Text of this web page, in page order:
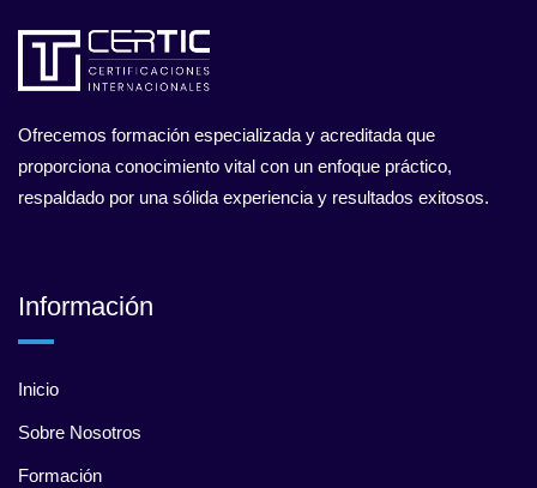
Ofrecemos formación especializada y acreditada que
proporciona conocimiento vital con un enfoque práctico,
respaldado por una sólida experiencia y resultados exitosos.
Información
Inicio
Sobre Nosotros
Formación